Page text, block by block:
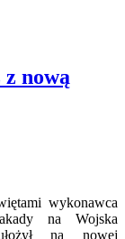
nową
wykonawca
na Wojska
na nowej